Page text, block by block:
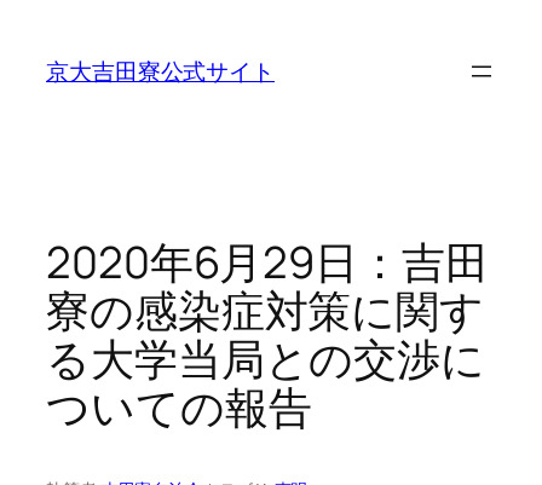
京大吉田寮公式サイト
2020年6月29日：吉田
寮の感染症対策に関す
る大学当局との交渉に
ついての報告